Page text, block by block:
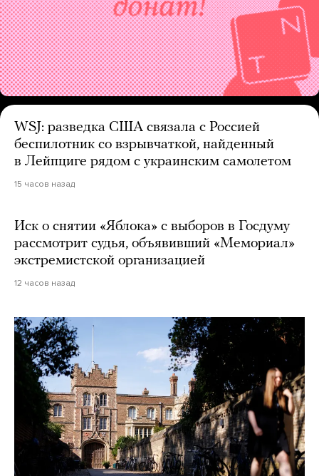
WSJ: разведка США связала с Россией
беспилотник со взрывчаткой, найденный
в Лейпциге рядом с украинским самолетом
15 часов назад
Иск о снятии «Яблока» с выборов в Госдуму
рассмотрит судья, объявивший «Мемориал»
экстремистской организацией
12 часов назад